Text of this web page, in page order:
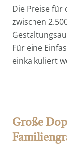
Die Preise für
zwischen
Für eine
einkalkuliert
Große